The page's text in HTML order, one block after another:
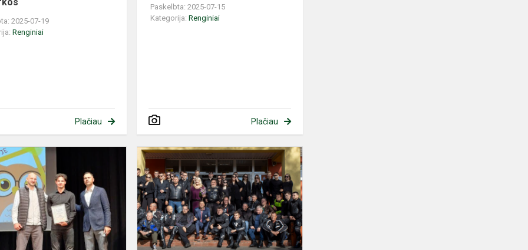
2025-07-19
Renginiai
Plačiau
Paskelbta: 2025-07-15
Kategorija:Renginiai
Plačiau
Paskutinė
diena
mokykloje
2025
Paskutinis
skambutis
2025